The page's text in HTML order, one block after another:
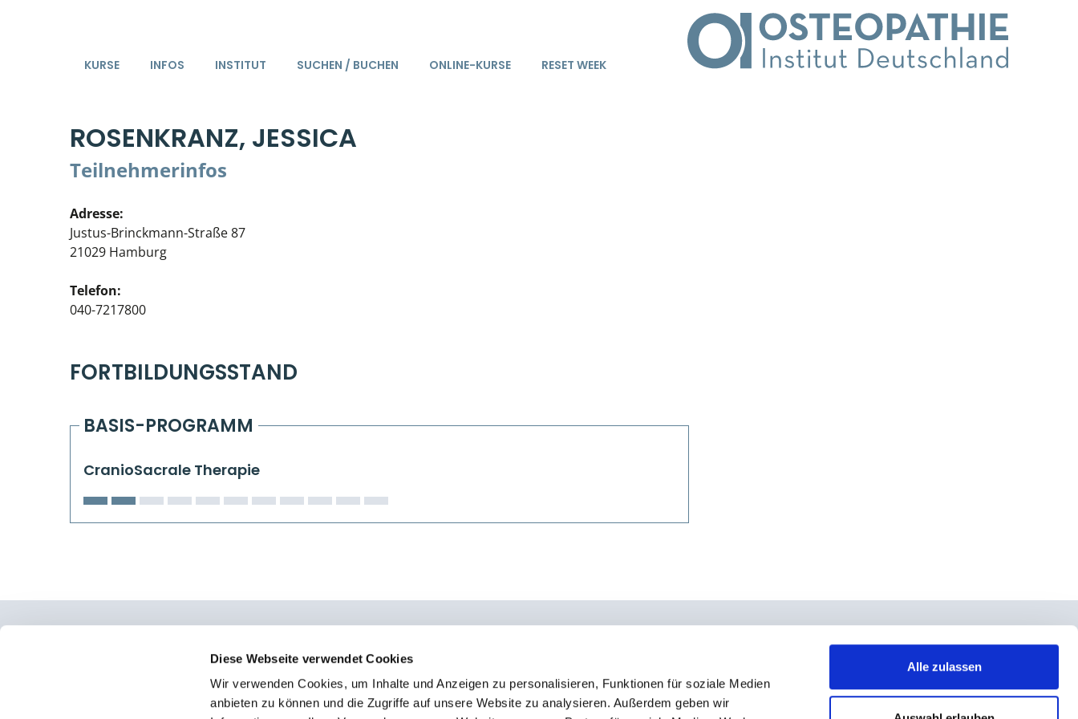
Diese Webseite verwendet Cookies
Wir verwenden Cookies, um Inhalte und Anzeigen zu personalisieren, Funktionen für soziale Medien
anbieten zu können und die Zugriffe auf unsere Website zu analysieren. Außerdem geben wir
Alle zulassen
KURSE INFOS INSTITUT SUCHEN / BUCHEN ONLINE-KURSE RESET WEEK
ROSENKRANZ, JESSICA
Teilnehmerinfos
Adresse:
Justus-Brinckmann-Straße 87
21029 Hamburg
Telefon:
040-7217800
FORTBILDUNGSSTAND
BASIS-PROGRAMM
CranioSacrale Therapie
Konrad-Adenauer-Straße 6
0451 - 4 79 95 0
info@osteopathie-institut-deutschland.de
Kontakt
Storno- und Teilnahmebedingungen